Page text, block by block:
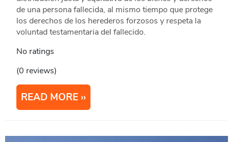
de una persona fallecida, al mismo tiempo que protege
los derechos de los herederos forzosos y respeta la
voluntad testamentaria del fallecido.
No ratings
(0 reviews)
READ MORE